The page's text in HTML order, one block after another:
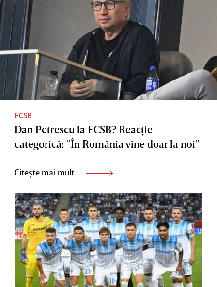
FCSB
Dan Petrescu la FCSB? Reacţie
categorică: ”În România vine doar la noi”
Citește mai mult